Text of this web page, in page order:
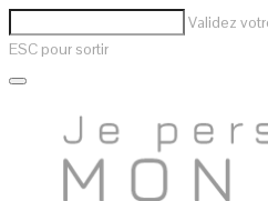
Validez
ESC pour sortir